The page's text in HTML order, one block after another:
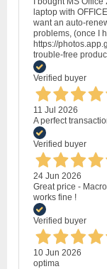
laptop with
want an auto-
problems, (once I
https://
trouble-free
Verified buyer
11 Jul 2026
A perfect
Verified buyer
24 Jun 2026
Great price -
works fine !
Verified buyer
10 Jun 2026
optima